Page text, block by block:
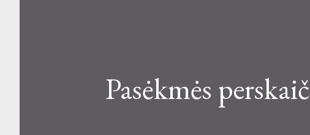
Pasėkmės